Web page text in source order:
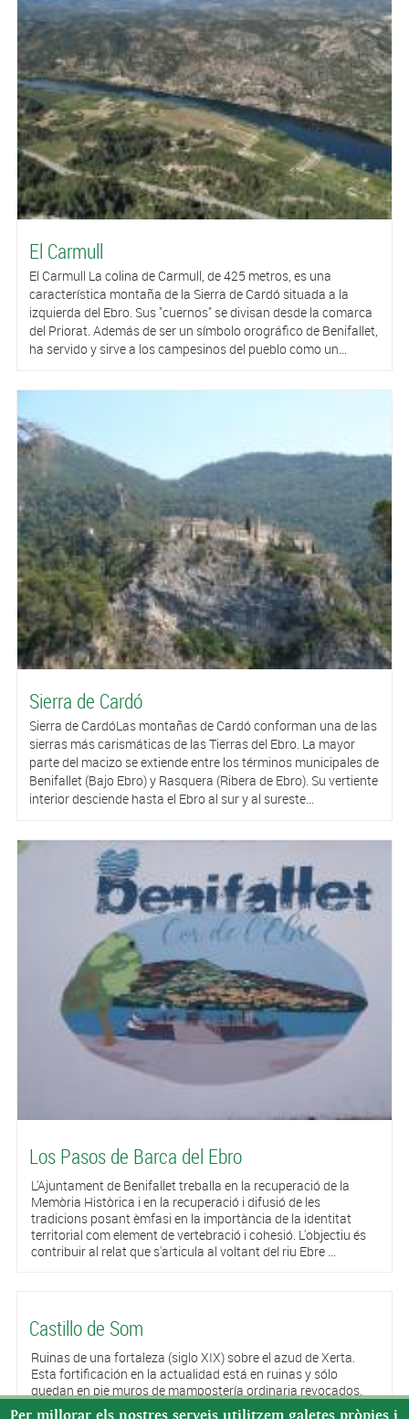
El Carmull
El Carmull La colina de Carmull, de 425 metros, es una
característica montaña de la Sierra de Cardó situada a la
izquierda del Ebro. Sus "cuernos" se divisan desde la comarca
del Priorat. Además de ser un símbolo orográfico de Benifallet,
ha servido y sirve a los campesinos del pueblo como un...
Sierra de Cardó
Sierra de CardóLas montañas de Cardó conforman una de las
sierras más carismáticas de las Tierras del Ebro. La mayor
parte del macizo se extiende entre los términos municipales de
Benifallet (Bajo Ebro) y Rasquera (Ribera de Ebro). Su vertiente
interior desciende hasta el Ebro al sur y al sureste...
Los Pasos de Barca del Ebro
L'Ajuntament de Benifallet treballa en la recuperació de la
Memòria Històrica i en la recuperació i difusió de les
tradicions posant èmfasi en la importància de la identitat
territorial com element de vertebració i cohesió. L'objectiu és
contribuir al relat que s'articula al voltant del riu Ebre ...
Castillo de Som
Ruinas de una fortaleza (siglo XIX) sobre el azud de Xerta.
Esta fortificación en la actualidad está en ruinas y sólo
quedan en pie muros de mampostería ordinaria revocados,
con algunos sillares en las bases (más reforzadas) y
Per millorar els nostres serveis utilitzem galetes pròpies i